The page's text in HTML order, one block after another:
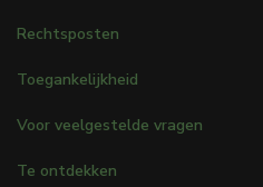
Rechtsposten
Toegankelijkheid
Voor veelgestelde vragen
Te ontdekken